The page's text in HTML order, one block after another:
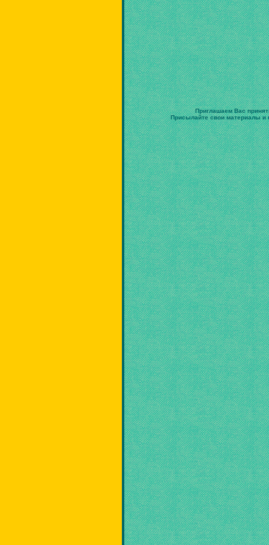
Приглашаем Вас
Присылайте свои материалы и